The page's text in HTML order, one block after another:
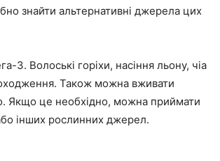
знайти альтернативні джерела цих
3. Волоські горіхи, насіння льону, чіа
Також можна вживати
Якщо це необхідно, можна приймати
інших рослинних джерел.